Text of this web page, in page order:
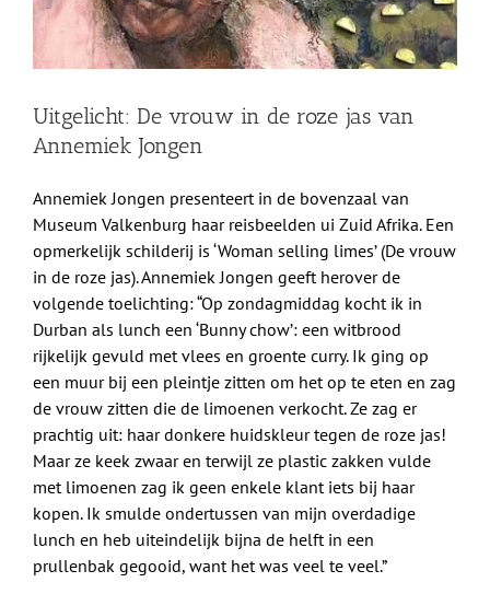
Uitgelicht: De vrouw in de roze jas van
Annemiek Jongen
Annemiek Jongen presenteert in de bovenzaal van
Museum Valkenburg haar reisbeelden ui Zuid Afrika. Een
opmerkelijk schilderij is ‘Woman selling limes’ (De vrouw
in de roze jas). Annemiek Jongen geeft herover de
volgende toelichting: “Op zondagmiddag kocht ik in
Durban als lunch een ‘Bunny chow’: een witbrood
rijkelijk gevuld met vlees en groente curry. Ik ging op
een muur bij een pleintje zitten om het op te eten en zag
de vrouw zitten die de limoenen verkocht. Ze zag er
prachtig uit: haar donkere huidskleur tegen de roze jas!
Maar ze keek zwaar en terwijl ze plastic zakken vulde
met limoenen zag ik geen enkele klant iets bij haar
kopen. Ik smulde ondertussen van mijn overdadige
lunch en heb uiteindelijk bijna de helft in een
prullenbak gegooid, want het was veel te veel.”